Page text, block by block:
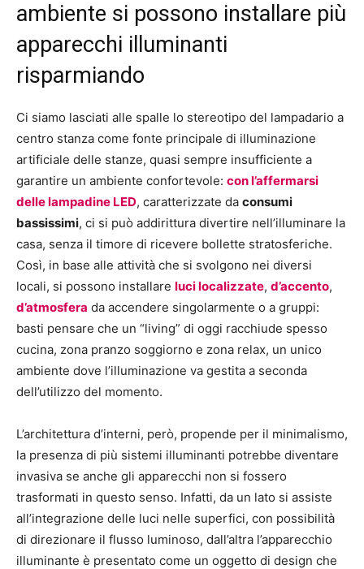
ambiente si possono installare più
apparecchi illuminanti
risparmiando
Ci siamo lasciati alle spalle lo stereotipo del lampadario a
centro stanza come fonte principale di illuminazione
artificiale delle stanze, quasi sempre insufficiente a
garantire un ambiente confortevole: con l’affermarsi
delle lampadine LED, caratterizzate da consumi
bassissimi, ci si può addirittura divertire nell’illuminare la
casa, senza il timore di ricevere bollette stratosferiche.
Così, in base alle attività che si svolgono nei diversi
locali, si possono installare luci localizzate, d’accento,
d’atmosfera da accendere singolarmente o a gruppi:
basti pensare che un “living” di oggi racchiude spesso
cucina, zona pranzo soggiorno e zona relax, un unico
ambiente dove l’illuminazione va gestita a seconda
dell’utilizzo del momento.
L’architettura d’interni, però, propende per il minimalismo,
la presenza di più sistemi illuminanti potrebbe diventare
invasiva se anche gli apparecchi non si fossero
trasformati in questo senso. Infatti, da un lato si assiste
all’integrazione delle luci nelle superfici, con possibilità
di direzionare il flusso luminoso, dall’altra l’apparecchio
illuminante è presentato come un oggetto di design che